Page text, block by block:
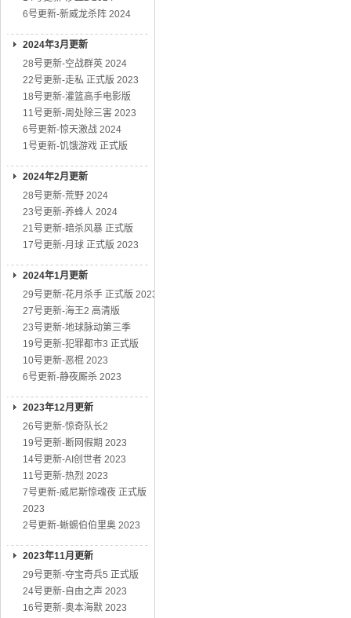
6号更新-新威龙杀阵 2024
2024年3月更新
28号更新-空战群英 2024
22号更新-走私 正式版 2023
18号更新-灌篮高手电影版
11号更新-周处除三害 2023
6号更新-惊天激战 2024
1号更新-饥饿游戏 正式版
2024年2月更新
28号更新-荒野 2024
23号更新-养蜂人 2024
21号更新-暗杀风暴 正式版
17号更新-月球 正式版 2023
2024年1月更新
29号更新-花月杀手 正式版 2023
27号更新-海王2 高清版
23号更新-地球脉动第三季
19号更新-犯罪都市3 正式版
10号更新-恶棍 2023
6号更新-静夜厮杀 2023
2023年12月更新
26号更新-惊奇队长2
19号更新-断网假期 2023
14号更新-AI创世者 2023
11号更新-热烈 2023
7号更新-威尼斯惊魂夜 正式版
2023
2号更新-蜥蜴伯伯里奥 2023
2023年11月更新
29号更新-夺宝奇兵5 正式版
24号更新-自由之声 2023
16号更新-奥本海默 2023